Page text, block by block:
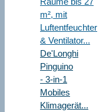
De'Longhi
Pinguino
- 3-in-1
Mobiles
Klimagerät...